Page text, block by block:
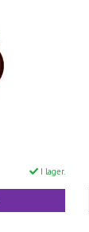
I lager.